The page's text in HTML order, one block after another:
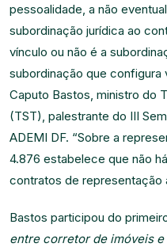
pessoalidade, a não
subordinação jurídica ao
vínculo ou não é a
subordinação que configura
Caputo Bastos, ministro do
(TST), palestrante do III
ADEMI DF. “Sobre a
4.876 estabelece que não
contratos de representação
Bastos participou do
entre corretor de imóveis